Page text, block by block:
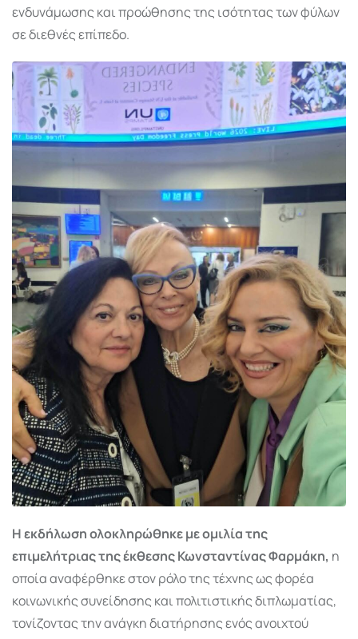
ενδυνάμωσης και προώθησης της ισότητας των φύλων
σε διεθνές επίπεδο.
Η εκδήλωση ολοκληρώθηκε με ομιλία της
επιμελήτριας της έκθεσης Κωνσταντίνας Φαρμάκη, η
οποία αναφέρθηκε στον ρόλο της τέχνης ως φορέα
κοινωνικής συνείδησης και πολιτιστικής διπλωματίας,
τονίζοντας την ανάγκη διατήρησης ενός ανοιχτού